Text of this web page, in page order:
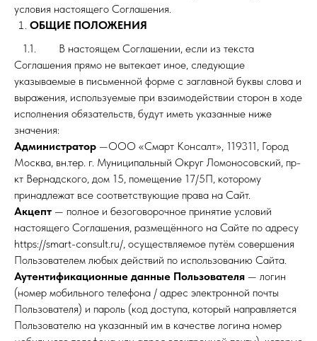
условия настоящего Соглашения.
ОБЩИЕ ПОЛОЖЕНИЯ
1.1. В настоящем Соглашении, если из текста
Соглашения прямо не вытекает иное, следующие
указываемые в письменной форме с заглавной буквы слова и
выражения, используемые при взаимодействии сторон в ходе
исполнения обязательств, будут иметь указанные ниже
значения:
Администратор —ООО «Смарт Консалт», 119311, Город
Москва, вн.тер. г. Муниципальный Округ Ломоносовский, пр-
кт Вернадского, дом 15, помещение 17/5П, которому
принадлежат все соответствующие права на Сайт.
Акцепт — полное и безоговорочное принятие условий
настоящего Соглашения, размещённого на Сайте по адресу
https://smart-consult.ru/, осуществляемое путём совершения
Пользователем любых действий по использованию Сайта.
Аутентификационные данные Пользователя — логин
(номер мобильного телефона / адрес электронной почты
Пользователя) и пароль (код доступа, который направляется
Пользователю на указанный им в качестве логина номер